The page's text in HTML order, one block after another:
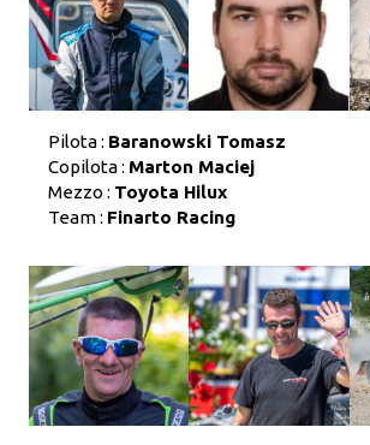
Pilota : Baranowski Tomasz
Copilota : Marton Maciej
Mezzo : Toyota Hilux
Team : Finarto Racing